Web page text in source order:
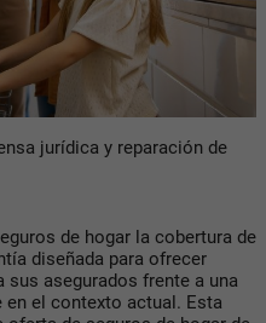
jurídica y reparación de
de hogar la cobertura de
diseñada para ofrecer
asegurados frente a una
en el contexto actual. Esta